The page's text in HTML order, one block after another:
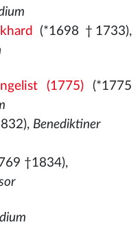
(*1698 †1733),
(1775) (*1775
Benediktiner
†1834),